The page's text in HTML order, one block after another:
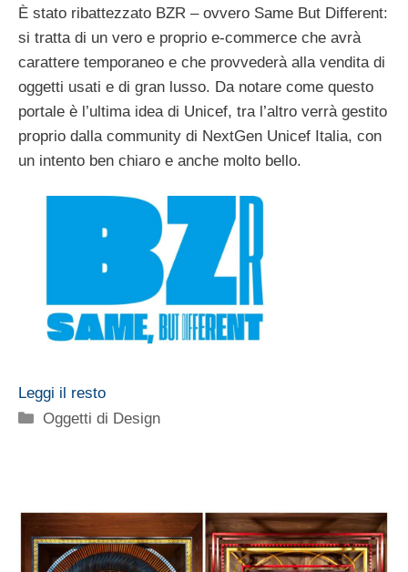
È stato ribattezzato BZR – ovvero Same But Different:
si tratta di un vero e proprio e-commerce che avrà
carattere temporaneo e che provvederà alla vendita di
oggetti usati e di gran lusso. Da notare come questo
portale è l’ultima idea di Unicef, tra l’altro verrà gestito
proprio dalla community di NextGen Unicef Italia, con
un intento ben chiaro e anche molto bello.
Leggi il resto
Categorie
Oggetti di Design